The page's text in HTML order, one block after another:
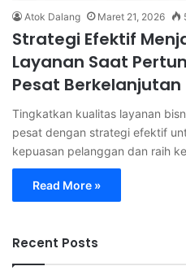
Atok Dalang Maret 21, 2026
Strategi Efektif
Layanan Saat
Pesat Berkelanjutan
Tingkatkan kualitas layanan
pesat dengan strategi efektif
kepuasan pelanggan dan raih
Read More »
Recent Posts